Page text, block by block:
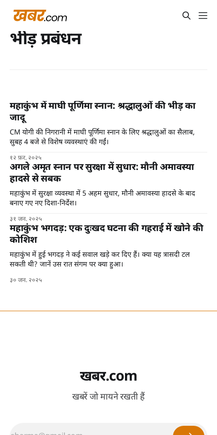
भीड़ प्रबंधन
महाकुंभ में माघी पूर्णिमा स्नान: श्रद्धालुओं की भीड़ का
जादू
CM योगी की निगरानी में माघी पूर्णिमा स्नान के लिए श्रद्धालुओं का सैलाब,
सुबह 4 बजे से विशेष व्यवस्थाएं की गईं।
१२ फ़र. २०२५
अगले अमृत स्नान पर सुरक्षा में सुधार: मौनी अमावस्या
हादसे से सबक
महाकुंभ में सुरक्षा व्यवस्था में 5 अहम सुधार, मौनी अमावस्या हादसे के बाद
बनाए गए नए दिशा-निर्देश।
३१ जन. २०२५
महाकुंभ भगदड़: एक दुःखद घटना की गहराई में खोने की
कोशिश
महाकुंभ में हुई भगदड़ ने कई सवाल खड़े कर दिए हैं। क्या यह त्रासदी टल
सकती थी? जानें उस रात संगम पर क्या हुआ।
३० जन. २०२५
खबर.com
खबरें जो मायने रखती हैं